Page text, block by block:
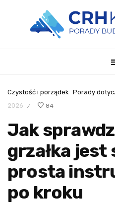
Czystość i porządek Porady
2026
/ 84
Jak
grzałka jest
prosta
po kroku